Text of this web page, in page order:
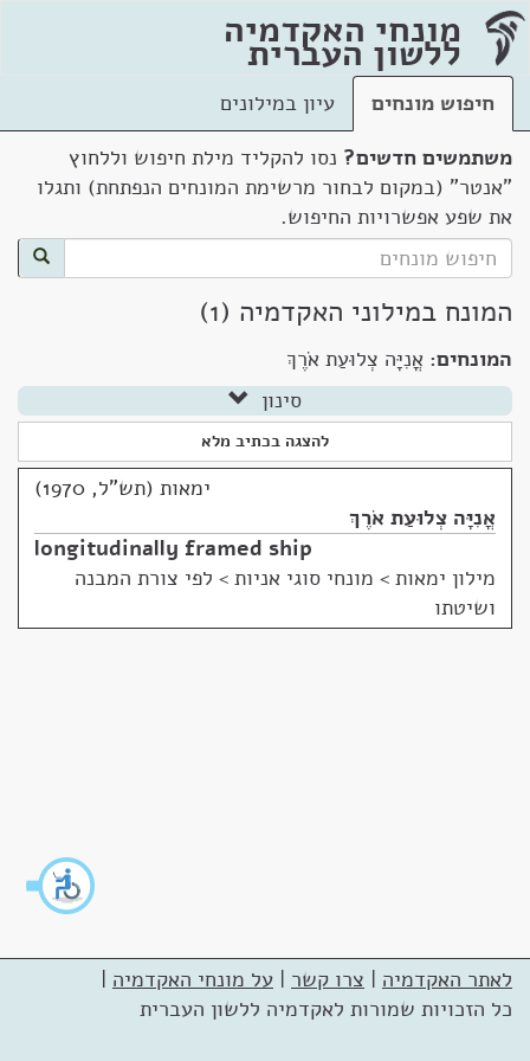
מונחי האקדמיה
ללשון העברית
חיפוש מונחים
עיון במילונים
משתמשים חדשים? נסו להקליד מילת חיפוש וללחוץ
"אנטר" (במקום לבחור מרשימת המונחים הנפתחת) ותגלו
את שפע אפשרויות החיפוש.
המונח במילוני האקדמיה (1)
המונחים: אֳנִיָּה צְלוּעַת אֹרֶךְ
סינון
להצגה בכתיב מלא
ימאות (תש"ל, 1970)
אֳנִיָּה צְלוּעַת אֹרֶךְ
longitudinally framed ship
מילון ימאות > מונחי סוגי אניות > לפי צורת המבנה
ושיטתו
לאתר האקדמיה | צרו קשר | על מונחי האקדמיה |
כל הזכויות שמורות לאקדמיה ללשון העברית